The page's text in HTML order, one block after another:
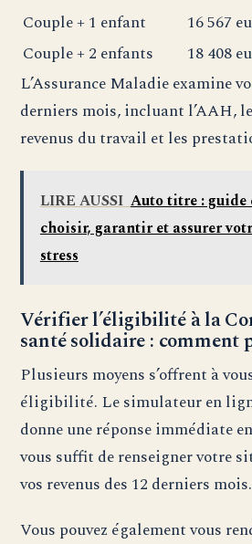
Couple + 1 enfant
16 567
Couple + 2 enfants
18 408
L’Assurance Maladie examine
derniers mois, incluant l’AAH,
revenus du travail et les
LIRE AUSSI Auto titre : guide
choisir, garantir et assurer
stress
Vérifier l’éligibilité à la
santé solidaire : comment
Plusieurs moyens s’offrent à
éligibilité. Le simulateur en
donne une réponse immédiate
vous suffit de renseigner votre
vos revenus des 12 derniers mois.
Vous pouvez également vous